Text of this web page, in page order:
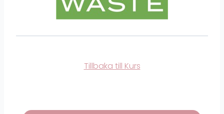
Tillbaka till Kurs